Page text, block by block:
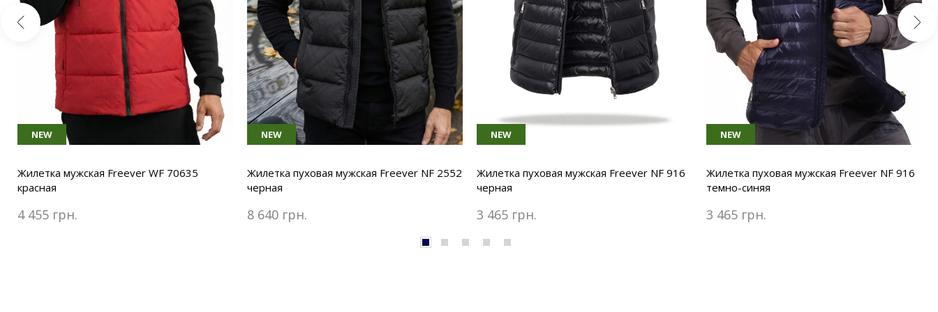
NEW
Жилетка мужская Freever WF 70635
красная
4 455 грн.
NEW
Жилетка пуховая мужская Freever NF 2552
черная
8 640 грн.
NEW
Жилетка пуховая мужская Freever NF 916
черная
3 465 грн.
NEW
Жилетка пуховая мужская Freever NF 916
темно-синяя
3 465 грн.